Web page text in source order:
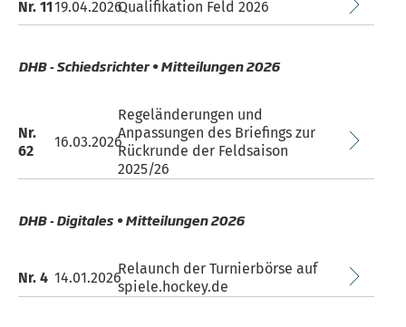
Nr. 1119.04.2026Qualifikation Feld 2026
DHB - Schiedsrichter • Mitteilungen 2026
Nr.
62
16.03.2026
Regeländerungen und
Anpassungen des Briefings zur
Rückrunde der Feldsaison
2025/26
DHB - Digitales • Mitteilungen 2026
Nr. 4 14.01.2026
Relaunch der Turnierbörse auf
spiele.hockey.de